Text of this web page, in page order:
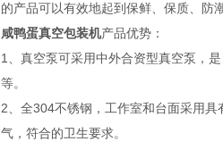
的产品可以有效地起到保鲜、保质、防
咸鸭蛋真空包装机产品优势：
1、真空泵可采用中外合资型真空泵，
等。
2、全304不锈钢，工作室和台面采用
气，符合的卫生要求。